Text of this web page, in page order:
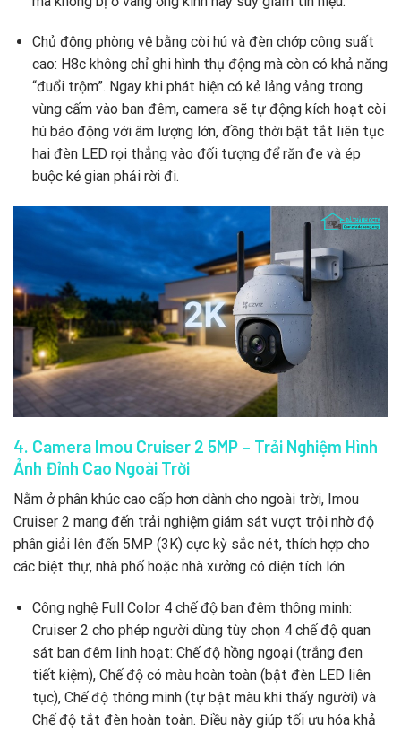
Chủ động phòng vệ bằng còi hú và đèn chớp công suất
cao: H8c không chỉ ghi hình thụ động mà còn có khả năng
“đuổi trộm”. Ngay khi phát hiện có kẻ lảng vảng trong
vùng cấm vào ban đêm, camera sẽ tự động kích hoạt còi
hú báo động với âm lượng lớn, đồng thời bật tắt liên tục
hai đèn LED rọi thẳng vào đối tượng để răn đe và ép
buộc kẻ gian phải rời đi.
4. Camera Imou Cruiser 2 5MP – Trải Nghiệm Hình
Ảnh Đỉnh Cao Ngoài Trời
Nằm ở phân khúc cao cấp hơn dành cho ngoài trời, Imou
Cruiser 2 mang đến trải nghiệm giám sát vượt trội nhờ độ
phân giải lên đến 5MP (3K) cực kỳ sắc nét, thích hợp cho
các biệt thự, nhà phố hoặc nhà xưởng có diện tích lớn.
Công nghệ Full Color 4 chế độ ban đêm thông minh:
Cruiser 2 cho phép người dùng tùy chọn 4 chế độ quan
sát ban đêm linh hoạt: Chế độ hồng ngoại (trắng đen
tiết kiệm), Chế độ có màu hoàn toàn (bật đèn LED liên
tục), Chế độ thông minh (tự bật màu khi thấy người) và
Chế độ tắt đèn hoàn toàn. Điều này giúp tối ưu hóa khả